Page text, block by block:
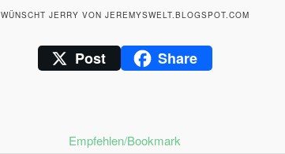
WÜNSCHT JERRY VON JEREMYSWELT.BLOGSPOT.COM
Post Share
Empfehlen/Bookmark